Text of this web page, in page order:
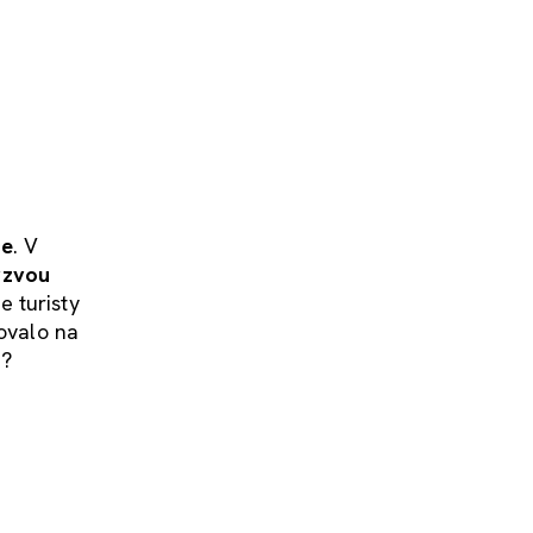
. V
turisty
na